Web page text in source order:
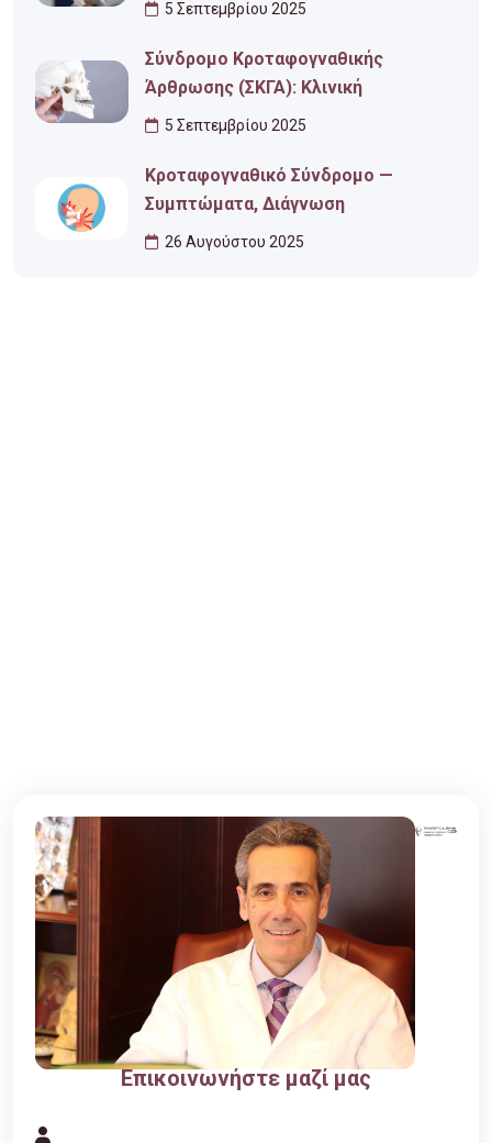
5 Σεπτεμβρίου 2025
Σύνδρομο Κροταφογναθικής
Άρθρωσης (ΣΚΓΑ): Κλινική
5 Σεπτεμβρίου 2025
Κροταφογναθικό Σύνδρομο —
Συμπτώματα, Διάγνωση
26 Αυγούστου 2025
Επικοινωνήστε μαζί μας